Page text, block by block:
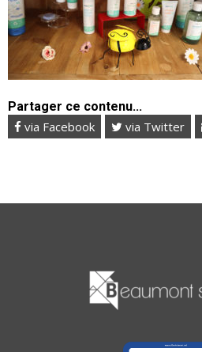
Partager ce contenu...
via Facebook via Twitter